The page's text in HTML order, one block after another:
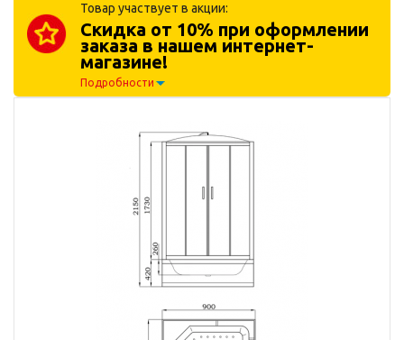
Товар участвует в акции:
Скидка от 10% при оформлении
заказа в нашем интернет-
магазине!
Подробности